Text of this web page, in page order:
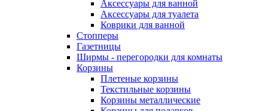
Аксессуары для ванной
Аксессуары для туалета
Коврики для ванной
Стопперы
Газетницы
Ширмы - перегородки для комнаты
Корзины
Плетеные корзины
Текстильные корзины
Корзины металлические